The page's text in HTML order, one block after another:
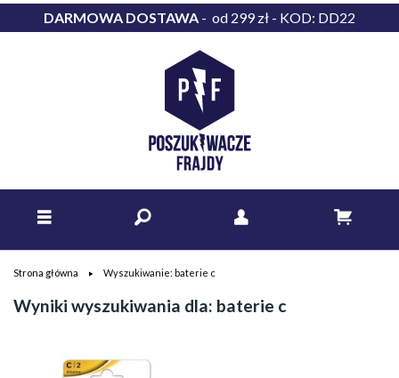
DARMOWA DOSTAWA - od 299 zł - KOD: DD22
Strona główna Wyszukiwanie: baterie c
Wyniki wyszukiwania dla: baterie c